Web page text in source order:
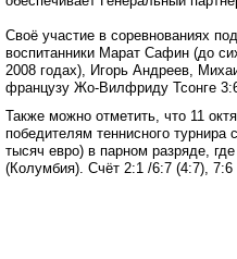
Своё участие в соревнованиях
воспитанники Марат Сафин (до
2008 годах), Игорь Андреев,
французу Жо-Вилфриду Тсонге
Также можно отметить, что 11
победителям теннисного
тысяч евро) в парном разряде,
(Колумбия). Счёт 2:1 /6:7 (4:7),